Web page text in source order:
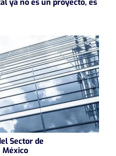
ya no es un proyecto, es
Sector de
México